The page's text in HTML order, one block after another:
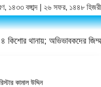
১৪৩৩ বঙ্গাব্দ | ২৬ সফর, ১৪৪৮ হিজরী
৪ কিশোর থানায়; অভিভাবকদের
কামাল উদ্দিন